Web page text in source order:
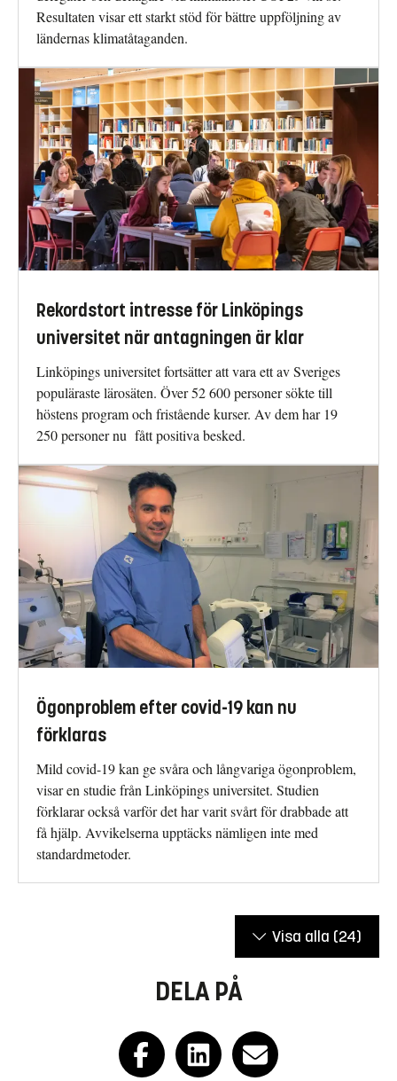
Resultaten visar ett starkt stöd för bättre uppföljning av
ländernas klimatåtaganden.
Rekordstort intresse för Linköpings
universitet när antagningen är klar
Linköpings universitet fortsätter att vara ett av Sveriges
populäraste lärosäten. Över 52 600 personer sökte till
höstens program och fristående kurser. Av dem har 19
250 personer nu fått positiva besked.
Ögonproblem efter covid-19 kan nu
förklaras
Mild covid-19 kan ge svåra och långvariga ögonproblem,
visar en studie från Linköpings universitet. Studien
förklarar också varför det har varit svårt för drabbade att
få hjälp. Avvikelserna upptäcks nämligen inte med
standardmetoder.
Visa alla (24)
DELA PÅ